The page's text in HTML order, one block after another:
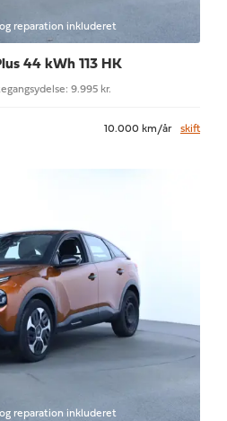
reparation inkluderet
44 kWh 113 HK
9.995 kr.
10.000 km/år skift
reparation inkluderet